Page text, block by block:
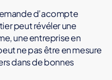
d’acompte
peut révéler une
une entreprise en
ne pas être en mesure
dans de bonnes